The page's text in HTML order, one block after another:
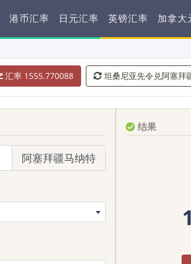
港币汇率 日元汇率 英镑汇率 加拿大
汇率 1555.770088 坦桑尼亚先令兑阿塞拜
阿塞拜疆马纳特
结果